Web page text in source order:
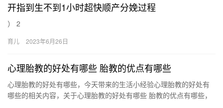
开指到生不到1小时超快顺产分娩过程
） 2
育儿 2023年6月26日
心理胎教的好处有哪些 胎教的优点有哪些
心理胎教的好处有哪些，今天带来的生活小经验心理胎教的好处有
哪些的相关内容，关于心理胎教的好处有哪些 胎教的优点有哪些，